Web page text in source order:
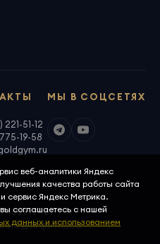
МЫ В СОЦСЕТЯХ
221-51-12
19-58
для фитнеса
веб-аналитики Яндекс
качества работы сайта
сервис Яндекс Метрика.
соглашаетесь с нашей
данных и использованием